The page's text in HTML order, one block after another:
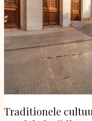
Traditionele